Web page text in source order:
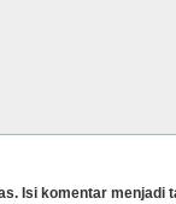
Isi komentar menjadi